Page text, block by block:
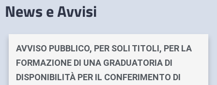
News e Avvisi
AVVISO PUBBLICO, PER SOLI TITOLI, PER LA
FORMAZIONE DI UNA GRADUATORIA DI
DISPONIBILITÀ PER IL CONFERIMENTO DI